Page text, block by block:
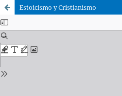
Estoicismo y Cristianismo